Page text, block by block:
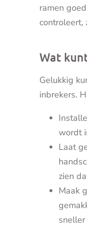
ramen
controleert,
Wat
Gelukkig
inbrekers.
wordt
Laat
zien
Maak